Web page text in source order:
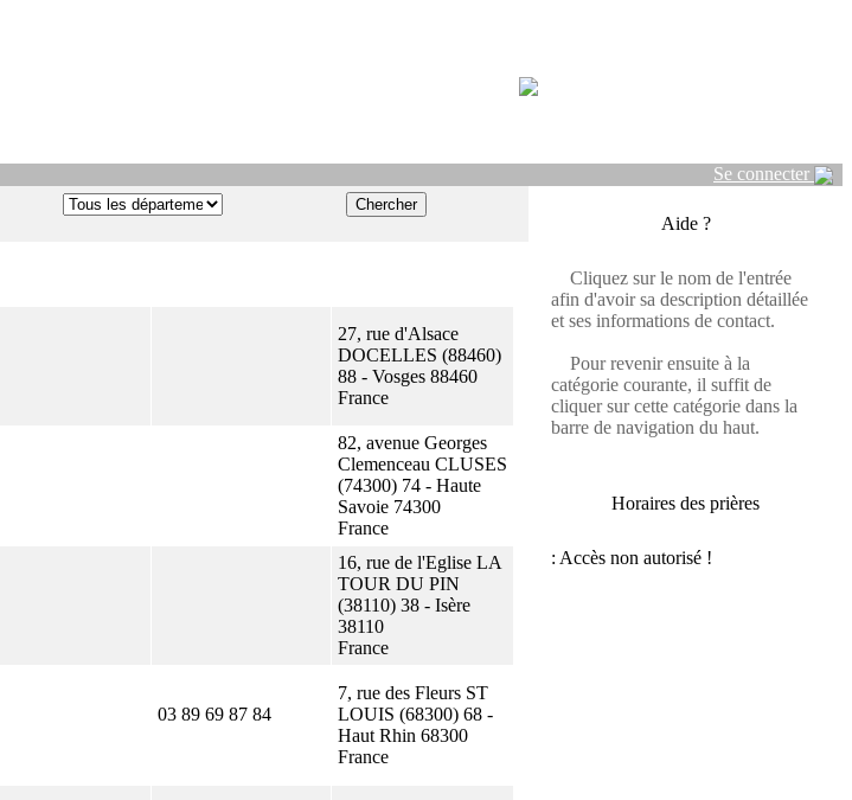
Se connecter
27, rue d'Alsace
DOCELLES (88460)
88 - Vosges 88460
France
82, avenue Georges
Clemenceau CLUSES
(74300) 74 - Haute
Savoie 74300
France
16, rue de l'Eglise LA
TOUR DU PIN
(38110) 38 - Isère
38110
France
03 89 69 87 84
7, rue des Fleurs ST
LOUIS (68300) 68 -
Haut Rhin 68300
France
Aide ?
Cliquez sur le nom de l'entrée
afin d'avoir sa description détaillée
et ses informations de contact.
Pour revenir ensuite à la
catégorie courante, il suffit de
cliquer sur cette catégorie dans la
barre de navigation du haut.
Horaires des prières